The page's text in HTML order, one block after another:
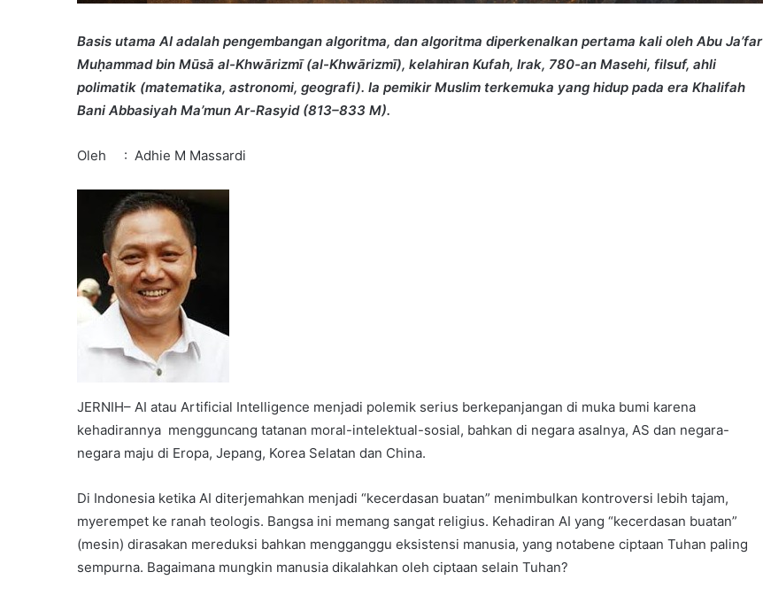
Basis utama AI adalah pengembangan algoritma, dan algoritma diperkenalkan pertama kali oleh Abu Ja’far
Muḥammad bin Mūsā al-Khwārizmī (al-Khwārizmī), kelahiran Kufah, Irak, 780-an Masehi, filsuf, ahli
polimatik (matematika, astronomi, geografi). Ia pemikir Muslim terkemuka yang hidup pada era Khalifah
Bani Abbasiyah Ma’mun Ar-Rasyid (813–833 M).
Oleh : Adhie M Massardi
JERNIH– AI atau Artificial Intelligence menjadi polemik serius berkepanjangan di muka bumi karena
kehadirannya mengguncang tatanan moral-intelektual-sosial, bahkan di negara asalnya, AS dan negara-
negara maju di Eropa, Jepang, Korea Selatan dan China.
Di Indonesia ketika AI diterjemahkan menjadi “kecerdasan buatan” menimbulkan kontroversi lebih tajam,
myerempet ke ranah teologis. Bangsa ini memang sangat religius. Kehadiran AI yang “kecerdasan buatan”
(mesin) dirasakan mereduksi bahkan mengganggu eksistensi manusia, yang notabene ciptaan Tuhan paling
sempurna. Bagaimana mungkin manusia dikalahkan oleh ciptaan selain Tuhan?